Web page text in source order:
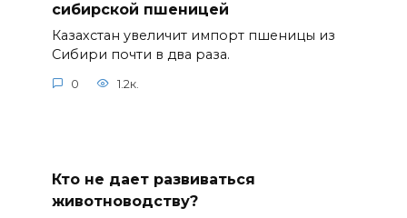
сибирской пшеницей
Казахстан увеличит импорт пшеницы из
Сибири почти в два раза.
0 1.2к.
Кто не дает развиваться
животноводству?